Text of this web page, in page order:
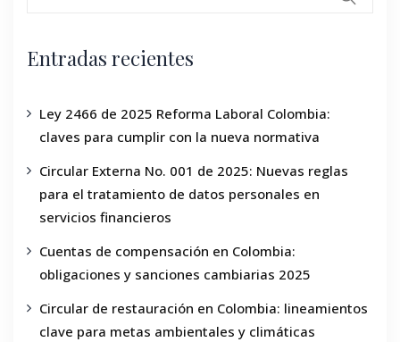
Entradas recientes
Ley 2466 de 2025 Reforma Laboral Colombia:
claves para cumplir con la nueva normativa
Circular Externa No. 001 de 2025: Nuevas reglas
para el tratamiento de datos personales en
servicios financieros
Cuentas de compensación en Colombia:
obligaciones y sanciones cambiarias 2025
Circular de restauración en Colombia: lineamientos
clave para metas ambientales y climáticas